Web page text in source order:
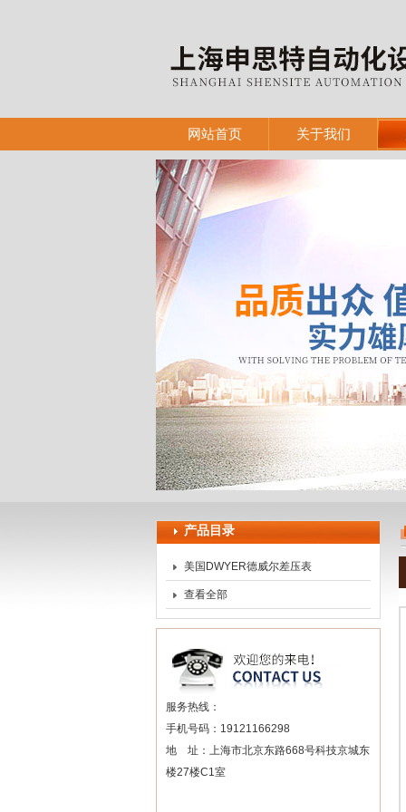
上海申思特自动化设备有限公司
网站首页 关于我们
产品目录
美国DWYER德威尔差压表
查看全部
服务热线：
手机号码：19121166298
地 址：上海市北京东路668号科技京城东
楼27楼C1室